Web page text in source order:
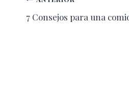
de
7 Consejos para una